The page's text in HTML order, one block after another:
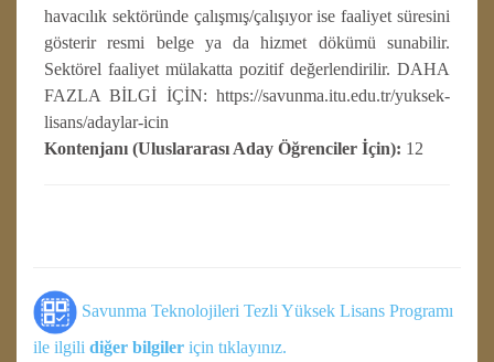
havacılık sektöründe çalışmış/çalışıyor ise faaliyet süresini
gösterir resmi belge ya da hizmet dökümü sunabilir.
Sektörel faaliyet mülakatta pozitif değerlendirilir. DAHA
FAZLA BİLGİ İÇİN: https://savunma.itu.edu.tr/yuksek-
lisans/adaylar-icin
Kontenjanı (Uluslararası Aday Öğrenciler İçin): 12
Savunma Teknolojileri Tezli Yüksek Lisans Programı
ile ilgili diğer bilgiler için tıklayınız.